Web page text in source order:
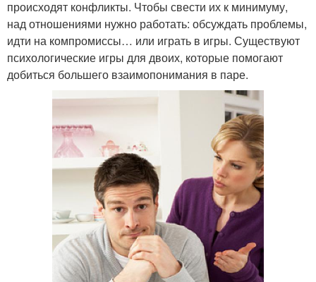
происходят конфликты. Чтобы свести их к минимуму,
над отношениями нужно работать: обсуждать проблемы,
идти на компромиссы… или играть в игры. Существуют
психологические игры для двоих, которые помогают
добиться большего взаимопонимания в паре.